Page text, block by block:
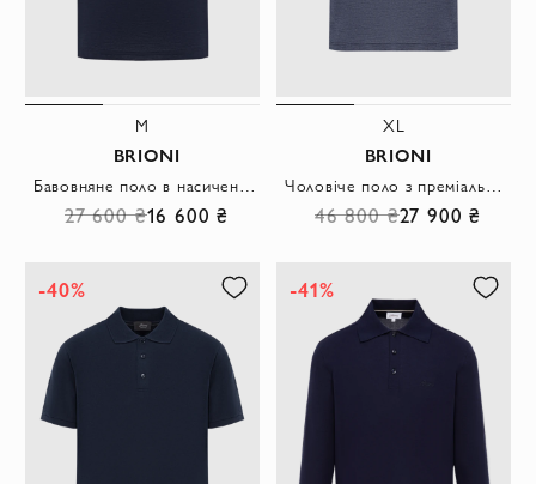
M
BRIONI
Бавовняне поло в насиченій синій палітрі з вишитим логотипом на грудях
27 600 ₴16 600 ₴
XL
BRIONI
Чоловіче поло з преміальної бавовни у складному синьо-сірому тоні
46 800 ₴27 900 ₴
-40% -41%